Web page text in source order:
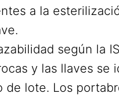
a la
según la
y las llaves se
de lote. Los